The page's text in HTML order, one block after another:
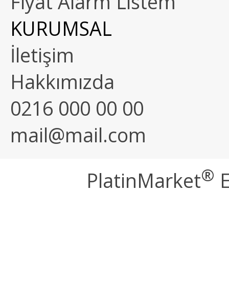
KURUMSAL
İletişim
Hakkımızda
0216 000 00 00
mail@mail.com
PlatinMarket®